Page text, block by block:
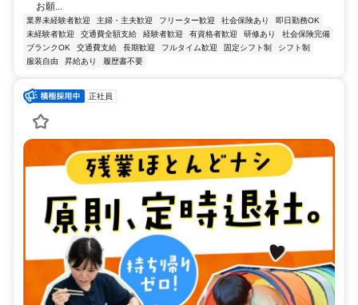
お願...
業界未経験者歓迎 主婦・主夫歓迎 フリーター歓迎 社会保険あり
即日勤務OK
未経験者歓迎
交通費全額支給 経験者歓迎 有資格者歓迎 研修あり
社会保険完備
ブランクOK
交通費支給 長期歓迎 フルタイム歓迎 固定シフト制
シフト制
服装自由
昇給あり 履歴書不要
正社員